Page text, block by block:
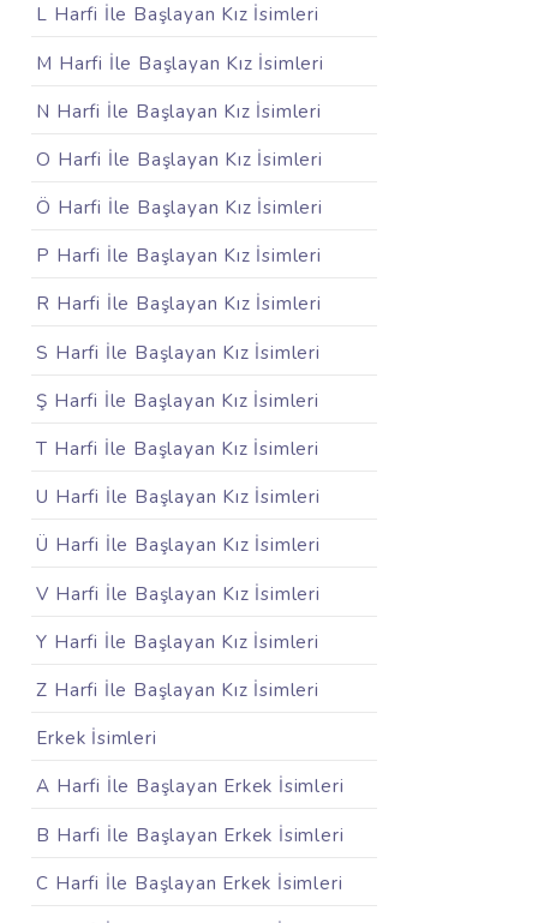
L Harfi İle Başlayan Kız İsimleri
M Harfi İle Başlayan Kız İsimleri
N Harfi İle Başlayan Kız İsimleri
O Harfi İle Başlayan Kız İsimleri
Ö Harfi İle Başlayan Kız İsimleri
P Harfi İle Başlayan Kız İsimleri
R Harfi İle Başlayan Kız İsimleri
S Harfi İle Başlayan Kız İsimleri
Ş Harfi İle Başlayan Kız İsimleri
T Harfi İle Başlayan Kız İsimleri
U Harfi İle Başlayan Kız İsimleri
Ü Harfi İle Başlayan Kız İsimleri
V Harfi İle Başlayan Kız İsimleri
Y Harfi İle Başlayan Kız İsimleri
Z Harfi İle Başlayan Kız İsimleri
Erkek İsimleri
A Harfi İle Başlayan Erkek İsimleri
B Harfi İle Başlayan Erkek İsimleri
C Harfi İle Başlayan Erkek İsimleri